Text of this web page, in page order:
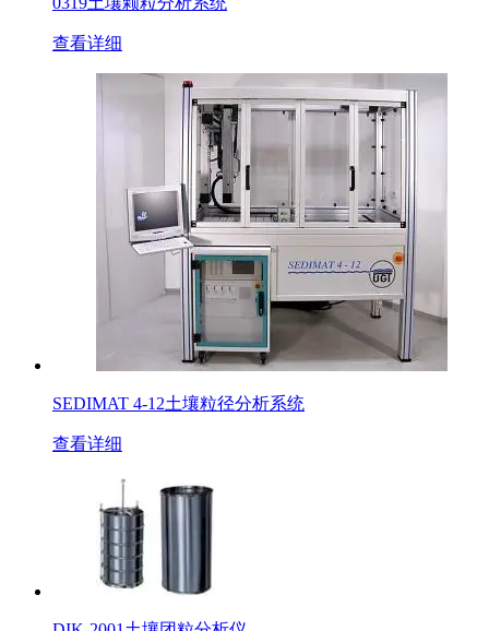
查看详细
SEDIMAT 4-12土壤粒径分析系统
查看详细